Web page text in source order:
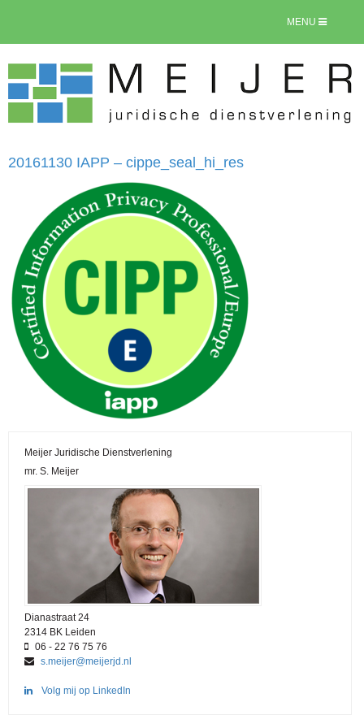
MENU
20161130 IAPP – cippe_seal_hi_res
Meijer Juridische Dienstverlening
mr. S. Meijer
Dianastraat 24
2314 BK Leiden
06 - 22 76 75 76
s.meijer@meijerjd.nl
Volg mij op LinkedIn